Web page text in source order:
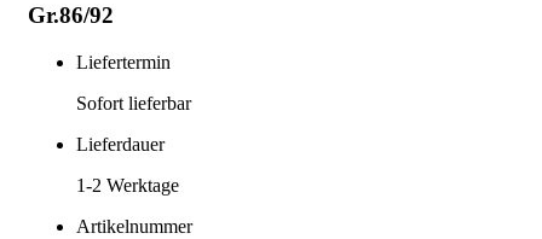
Gr.86/92
Liefertermin
Sofort lieferbar
Lieferdauer
1-2 Werktage
Artikelnummer